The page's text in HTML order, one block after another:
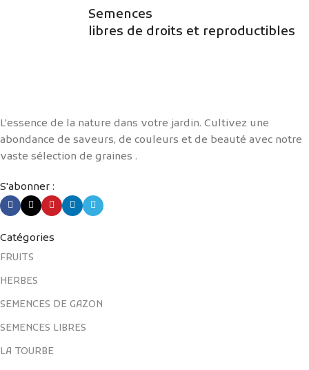
Semences
libres de droits et reproductibles
L'essence de la nature dans votre jardin. Cultivez une
abondance de saveurs, de couleurs et de beauté avec notre
vaste sélection de graines .
S'abonner :
Catégories
FRUITS
HERBES
SEMENCES DE GAZON
SEMENCES LIBRES
LA TOURBE